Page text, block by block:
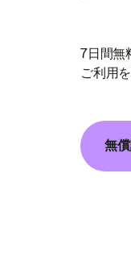
7日間無
ご利用
無